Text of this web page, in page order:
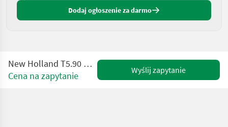
Dodaj ogłoszenie za darmo
New Holland T5.90 Utility Dual Command
Cena na zapytanie
Wyślij zapytanie